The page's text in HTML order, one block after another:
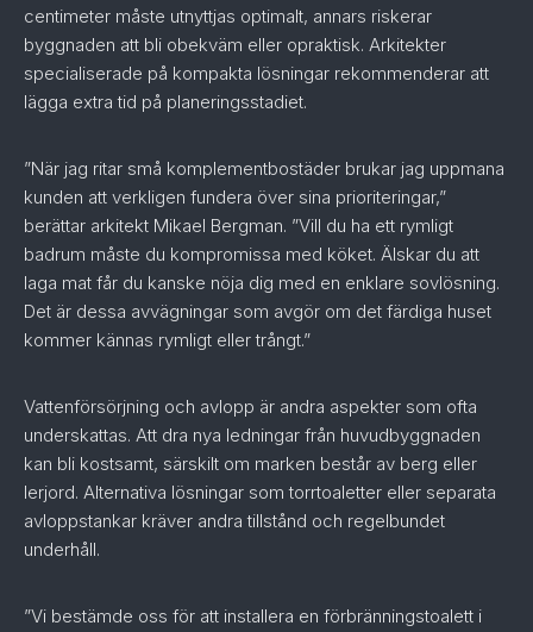
centimeter måste utnyttjas optimalt, annars riskerar
byggnaden att bli obekväm eller opraktisk. Arkitekter
specialiserade på kompakta lösningar rekommenderar att
lägga extra tid på planeringsstadiet.
”När jag ritar små komplementbostäder brukar jag uppmana
kunden att verkligen fundera över sina prioriteringar,”
berättar arkitekt Mikael Bergman. ”Vill du ha ett rymligt
badrum måste du kompromissa med köket. Älskar du att
laga mat får du kanske nöja dig med en enklare sovlösning.
Det är dessa avvägningar som avgör om det färdiga huset
kommer kännas rymligt eller trångt.”
Vattenförsörjning och avlopp är andra aspekter som ofta
underskattas. Att dra nya ledningar från huvudbyggnaden
kan bli kostsamt, särskilt om marken består av berg eller
lerjord. Alternativa lösningar som torrtoaletter eller separata
avloppstankar kräver andra tillstånd och regelbundet
underhåll.
”Vi bestämde oss för att installera en förbränningstoalett i